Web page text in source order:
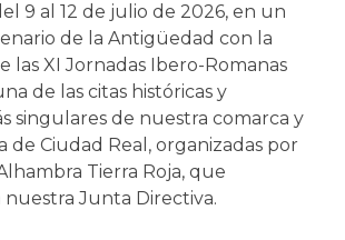
9 al 12 de julio de 2026, en un
de la Antigüedad con la
las XI Jornadas Ibero-Romanas
de las citas históricas y
singulares de nuestra comarca y
de Ciudad Real, organizadas por
Tierra Roja, que
Junta Directiva.